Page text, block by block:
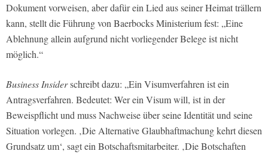
Dokument vorweisen, aber dafür ein Lied aus seiner Heimat trällern
kann, stellt die Führung von Baerbocks Ministerium fest: „Eine
Ablehnung allein aufgrund nicht vorliegender Belege ist nicht
möglich.“
Business Insiderschreibt dazu: „Ein Visumverfahren ist ein
Antragsverfahren. Bedeutet: Wer ein Visum will, ist in der
Beweispflicht und muss Nachweise über seine Identität und seine
Situation vorlegen. ‚Die Alternative Glaubhaftmachung kehrt diesen
Grundsatz um‘, sagt ein Botschaftsmitarbeiter. ‚Die Botschaften